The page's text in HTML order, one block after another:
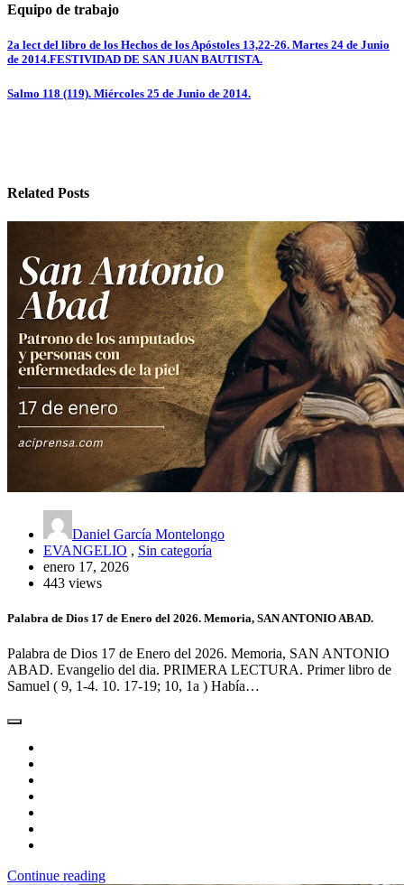
Equipo de trabajo
Navegación
de
entradas
2a lect del libro de los Hechos de los Apóstoles 13,22-26. Martes 24 de Junio
de 2014.FESTIVIDAD DE SAN JUAN BAUTISTA.
Salmo 118 (119). Miércoles 25 de Junio de 2014.
Related Posts
Daniel García Montelongo
EVANGELIO , Sin categoría
enero 17, 2026
443 views
Palabra de Dios 17 de Enero del 2026. Memoria, SAN ANTONIO ABAD.
Palabra de Dios 17 de Enero del 2026. Memoria, SAN ANTONIO
ABAD. Evangelio del dia. PRIMERA LECTURA. Primer libro de
Samuel ( 9, 1-4. 10. 17-19; 10, 1a ) Había…
Continue reading